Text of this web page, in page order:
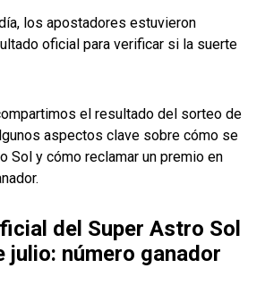
los apostadores estuvieron
oficial para verificar si la suerte
el resultado del sorteo de
aspectos clave sobre cómo se
Sol y cómo reclamar un premio en
del Super Astro Sol
julio: número ganador